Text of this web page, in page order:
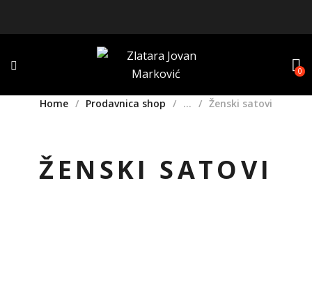
0
ŽENSKI SATOVI
Home Prodavnica shop ... Ženski satovi